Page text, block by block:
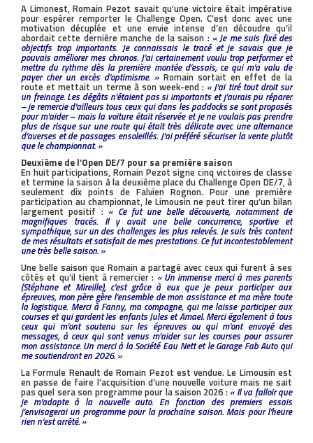
A Limonest, Romain Pezot savait qu’une victoire était impérative
pour espérer remporter le Challenge Open. C’est donc avec une
motivation décuplée et une envie intense d’en découdre qu’il
abordait cette dernière manche de la saison : « Je me suis fixé des
objectifs trop importants. Je connaissais le tracé et je savais que je
pouvais améliorer mes chronos. J’ai certainement voulu trop performer et
mettre du rythme dès la première montée d’essais, ce qui m’a valu de
payer cher un excès d’optimisme. » Romain sortait en effet de la
route et mettait un terme à son week-end : « J’ai tiré tout droit sur
un freinage. Les dégâts n’étaient pas si importants et j’aurais pu réparer
– je remercie d’ailleurs tous ceux qui dans les paddocks se sont proposés
pour m’aider – mais la voiture était réservée et je ne voulais pas prendre
plus de risque sur une route qui était très délicate avec une alternance
d’averses et de passages ensoleillés. J’ai préféré sécuriser la vente plutôt
que le championnat. »
Deuxième de l’Open DE/7 pour sa première saison
En huit participations, Romain Pezot signe cinq victoires de classe
et termine la saison à la deuxième place du Challenge Open DE/7, à
seulement dix points de Falvien Rognon. Pour une première
participation au championnat, le Limousin ne peut tirer qu’un bilan
largement positif : « Ce fut une belle découverte, notamment de
magnifiques tracés. Il y avait une belle concurrence, sportive et
sympathique, sur un des challenges les plus relevés. Je suis très content
de mes résultats et satisfait de mes prestations. Ce fut incontestablement
une très belle saison. »
Une belle saison que Romain a partagé avec ceux qui furent à ses
côtés et qu’il tient à remercier : « Un immense merci à mes parents
(Stéphane et Mireille), c’est grâce à eux que je peux participer aux
épreuves, mon père gère l’ensemble de mon assistance et ma mère toute
la logistique. Merci à Fanny, ma compagne, qui me laisse participer aux
courses et qui gardent les enfants Jules et Amael. Merci également à tous
ceux qui m’ont soutenu sur les épreuves ou qui m’ont envoyé des
messages, à ceux qui sont venus m’aider sur les courses pour assurer
mon assistance. Un merci à la Société Eau Nett et le Garage Fab Auto qui
me soutiendront en 2026. »
La Formule Renault de Romain Pezot est vendue. Le Limousin est
en passe de faire l’acquisition d’une nouvelle voiture mais ne sait
pas quel sera son programme pour la saison 2026 : « Il va falloir que
je m’adapte à la nouvelle auto. En fonction des premiers essais
j’envisagerai un programme pour la prochaine saison. Mais pour l’heure
rien n’est arrêté. »